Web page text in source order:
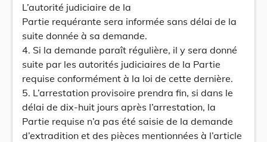
L’autorité judiciaire de la
Partie requérante sera informée sans délai de la
suite donnée à sa demande.
4. Si la demande paraît régulière, il y sera donné
suite par les autorités judiciaires de la Partie
requise conformément à la loi de cette dernière.
5. L’arrestation provisoire prendra fin, si dans le
délai de dix-huit jours après l’arrestation, la
Partie requise n’a pas été saisie de la demande
d’extradition et des pièces mentionnées à l’article